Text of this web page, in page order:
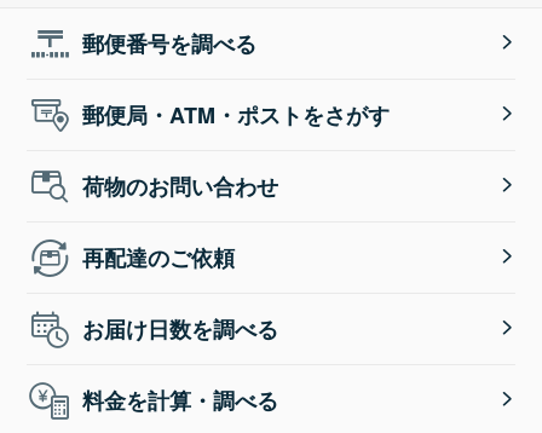
郵便番号を調べる
郵便局・ATM・ポストをさがす
荷物のお問い合わせ
再配達のご依頼
お届け日数を調べる
料金を計算・調べる